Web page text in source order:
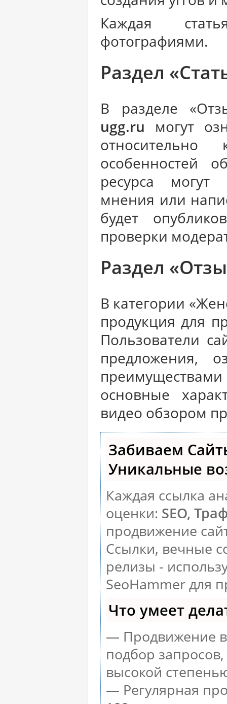
Каждая
фотографиями.
Раздел
В разделе
ugg.ru могут
относительно
особенностей
ресурса могут
мнения или
будет
проверки
Раздел
В категории
продукция для
Пользователи
предложения,
основные
видео обзором
Забиваем
Уникальные
Каждая ссылка
оценки: SEO,
продвижение
Ссылки, вечные
релизы -
SeoHammer для
Что умеет
— Продвижение в
подбор
высокой
— Регулярная